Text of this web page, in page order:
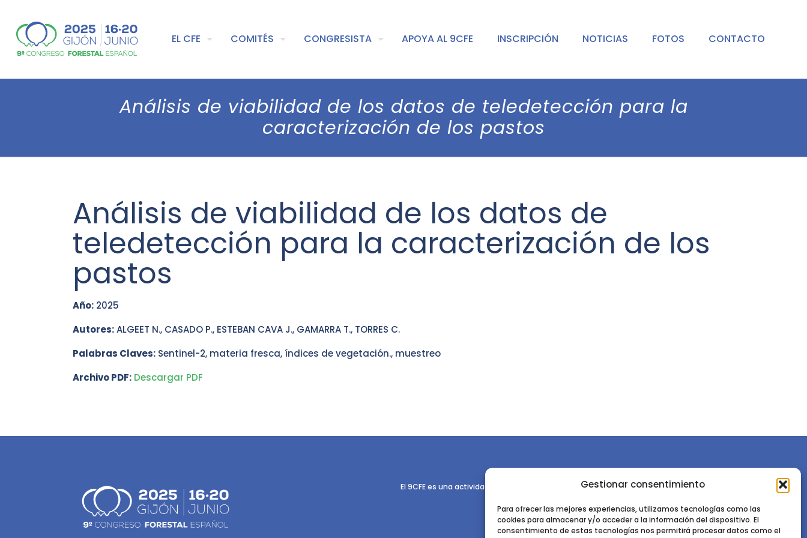
Gestionar consentimiento
Para ofrecer las mejores experiencias, utilizamos tecnologías como las
cookies para almacenar y/o acceder a la información del dispositivo. El
consentimiento de estas tecnologías nos permitirá procesar datos como el
EL CFE COMITÉS CONGRESISTA APOYA AL 9CFE INSCRIPCIÓN NOTICIAS FOTOS CONTACTO
Análisis de viabilidad de los datos de teledetección para la
caracterización de los pastos
Análisis de viabilidad de los datos de
teledetección para la caracterización de los
pastos
Año: 2025
Autores:ALGEET N., CASADO P., ESTEBAN CAVA J., GAMARRA T., TORRES C.
Palabras Claves: Sentinel-2, materia fresca, índices de vegetación., muestreo
Archivo PDF: Descargar PDF
El 9CFE es una actividad promovida por la Sociedad Española de Ciencias Forestales
Instituto de Ciencias Forestales, INIA-CSIC
Ctra. de la Coruña km 7,5 - 28040 Madrid